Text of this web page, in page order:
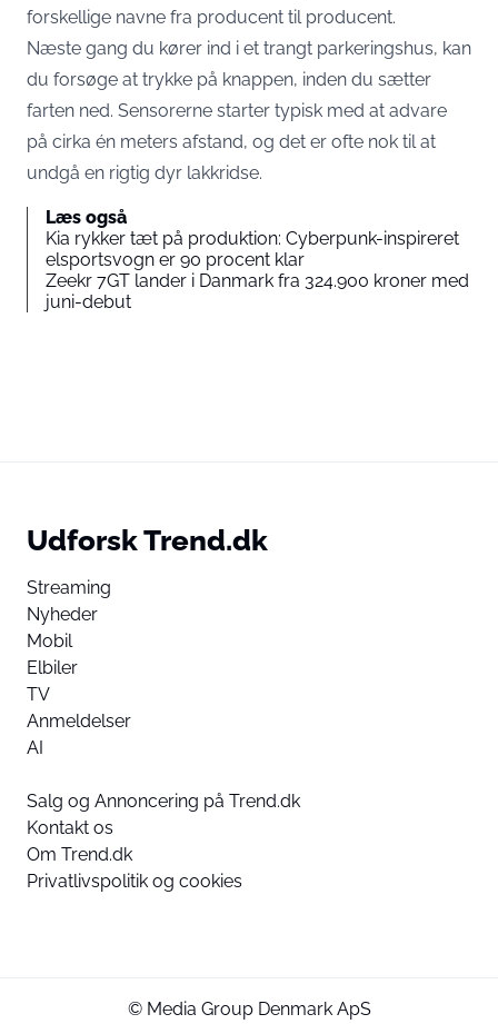
forskellige navne fra producent til producent.
Næste gang du kører ind i et trangt parkeringshus, kan
du forsøge at trykke på knappen, inden du sætter
farten ned. Sensorerne starter typisk med at advare
på cirka én meters afstand, og det er ofte nok til at
undgå en rigtig dyr lakkridse.
Læs også
Kia rykker tæt på produktion: Cyberpunk-inspireret
elsportsvogn er 90 procent klar
Zeekr 7GT lander i Danmark fra 324.900 kroner med
juni-debut
Udforsk Trend.dk
Streaming
Nyheder
Mobil
Elbiler
TV
Anmeldelser
AI
Salg og Annoncering på Trend.dk
Kontakt os
Om Trend.dk
Privatlivspolitik og cookies
© Media Group Denmark ApS